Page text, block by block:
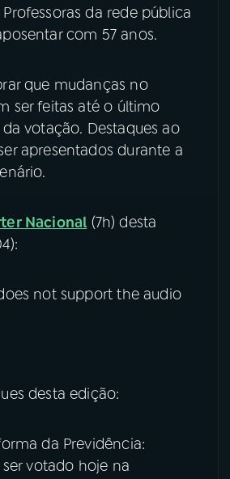
da rede pública
com 57 anos.
que mudanças no
ser feitas até o último
votação. Destaques ao
apresentados durante a
Nacional (7h) desta
not support the audio
desta edição:
da Previdência:
votado hoje na